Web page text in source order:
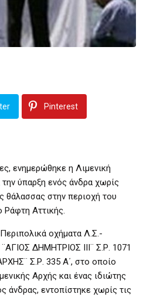
Pinterest
ενημερώθηκε η Λιμενική
ύπαρξη ενός άνδρα χωρίς
θάλασσας στην περιοχή του
Αττικής.
οχήματα Λ.Σ.-
ΔΗΜΗΤΡΙΟΣ ΙΙΙ¨ Σ.Ρ. 1071
Σ.Ρ. 335 Α΄, στο οποίο
Αρχής και ένας ιδιώτης
άνδρας, εντοπίστηκε χωρίς τις